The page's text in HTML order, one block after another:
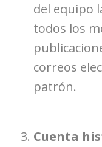
del equipo
todos los
correos
patrón.
Cuenta